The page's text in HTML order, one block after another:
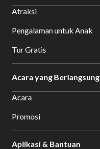
Atraksi
Pengalaman untuk Anak
Tur Gratis
Acara yang Berlangsung
Acara
Promosi
Aplikasi & Bantuan